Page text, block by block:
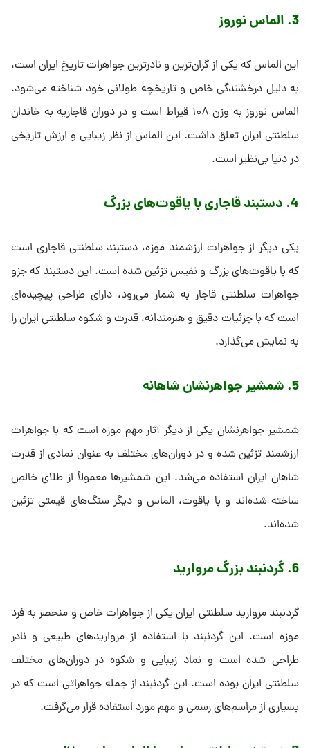
3. الماس نوروز
این الماس که یکی از گران‌ترین و نادرترین جواهرات تاریخ ایران است،
به دلیل درخشندگی خاص و تاریخچه طولانی خود شناخته می‌شود.
الماس نوروز به وزن ۱۰۸ قیراط است و در دوران قاجاریه به خاندان
سلطنتی ایران تعلق داشت. این الماس از نظر زیبایی و ارزش تاریخی
در دنیا بی‌نظیر است.
4. دستبند قاجاری با یاقوت‌های بزرگ
یکی دیگر از جواهرات ارزشمند موزه، دستبند سلطنتی قاجاری است
که با یاقوت‌های بزرگ و نفیس تزئین شده است. این دستبند که جزو
جواهرات سلطنتی قاجار به شمار می‌رود، دارای طراحی پیچیده‌ای
است که با جزئیات دقیق و هنرمندانه، قدرت و شکوه سلطنتی ایران را
به نمایش می‌گذارد.
5. شمشیر جواهرنشان شاهانه
شمشیر جواهرنشان یکی از دیگر آثار مهم موزه است که با جواهرات
ارزشمند تزئین شده و در دوران‌های مختلف به عنوان نمادی از قدرت
شاهان ایران استفاده می‌شد. این شمشیرها معمولاً از طلای خالص
ساخته شده‌اند و با یاقوت، الماس و دیگر سنگ‌های قیمتی تزئین
شده‌اند.
6. گردنبند بزرگ مروارید
گردنبند مروارید سلطنتی ایران یکی از جواهرات خاص و منحصر به فرد
موزه است. این گردنبند با استفاده از مرواریدهای طبیعی و نادر
طراحی شده است و نماد زیبایی و شکوه در دوران‌های مختلف
سلطنتی ایران بوده است. این گردنبند از جمله جواهراتی است که در
بسیاری از مراسم‌های رسمی و مهم مورد استفاده قرار می‌گرفت.